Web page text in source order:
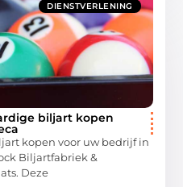
DIENSTVERLENING
biljart kopen
kopen voor uw bedrijf in
Biljartfabriek &
Deze